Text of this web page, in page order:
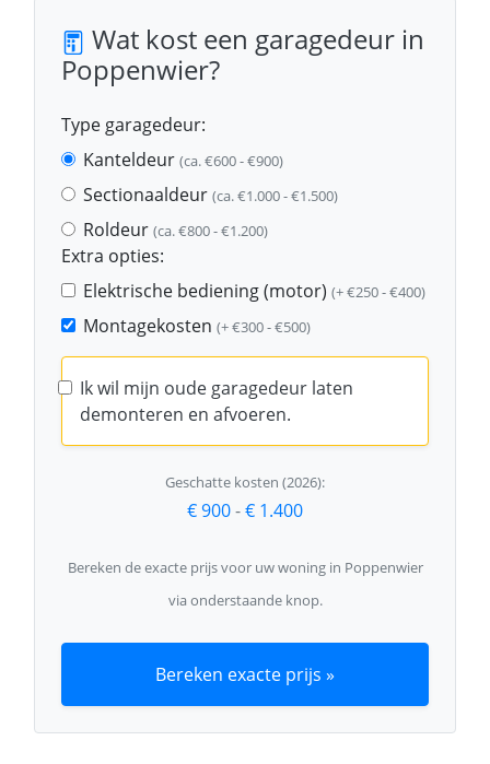
Wat kost een garagedeur in
Poppenwier?
Type garagedeur:
Kanteldeur (ca. €600 - €900)
Sectionaaldeur (ca. €1.000 - €1.500)
Roldeur (ca. €800 - €1.200)
Extra opties:
Elektrische bediening (motor) (+ €250 - €400)
Montagekosten (+ €300 - €500)
Ik wil mijn oude garagedeur laten
demonteren en afvoeren.
Geschatte kosten (2026):
€ 900-€ 1.400
Bereken de exacte prijs voor uw woning in Poppenwier
via onderstaande knop.
Bereken exacte prijs »